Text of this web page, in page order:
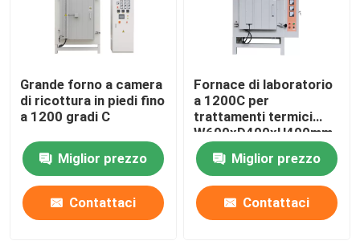
Grande forno a camera
di ricottura in piedi fino
a 1200 gradi C
Miglior prezzo
Contattaci
Fornace di laboratorio
a 1200C per
trattamenti termici
W600xD400xH400mm
Miglior prezzo
Contattaci